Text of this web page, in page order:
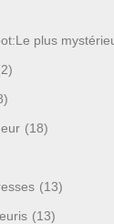
plus
(18)
(13)
(13)